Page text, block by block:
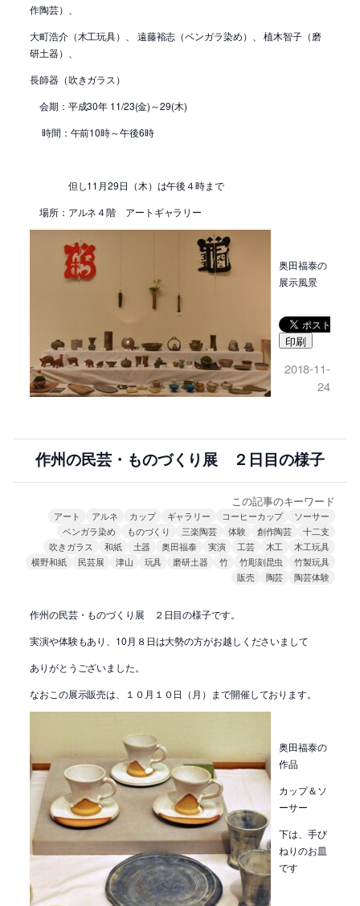
作陶芸）、
大町浩介（木工玩具）、 遠藤裕志（ベンガラ染め）、 植木智子（磨
研土器）、
長師器（吹きガラス）
会期：平成30年 11/23(金)～29(木)
時間：午前10時～午後6時
但し11月29日（木）は午後４時まで
場所：アルネ４階 アートギャラリー
奥田福泰の
展示風景
印刷
2018-11-
24
作州の民芸・ものづくり展 ２日目の様子
この記事のキーワード
アート アルネ カップ ギャラリー コーヒーカップ
ソーサー
ベンガラ染め
ものづくり 三楽陶芸 体験 創作陶芸
十二支
吹きガラス
和紙 土器 奥田福泰 実演 工芸 木工
木工玩具
横野和紙
民芸展 津山 玩具 磨研土器 竹 竹彫刻昆虫
竹製玩具
販売
陶芸 陶芸体験
作州の民芸・ものづくり展 ２日目の様子です。
実演や体験もあり、10月８日は大勢の方がお越しくださいまして
ありがとうございました。
なおこの展示販売は、１０月１０日（月）まで開催しております。
奥田福泰の
作品
カップ＆ソ
ーサー
下は、手び
ねりのお皿
です